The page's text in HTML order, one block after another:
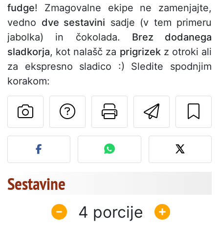
fudge! Zmagovalne ekipe ne zamenjajte,
vedno dve sestavini sadje (v tem primeru
jabolka) in čokolada. Brez dodanega
sladkorja, kot nalašč za prigrizekz otroki ali
za ekspresno sladico :) Sledite spodnjim
korakom:
Pošlji
Natisni to
Postavite
Objavite svojo fotografijo
Sestavine
4